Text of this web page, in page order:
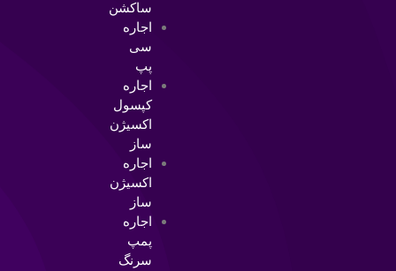
اجاره
سی
پپ
اجاره
کپسول
اکسیژن
ساز
اجاره
اکسیژن
ساز
اجاره
پمپ
سرنگ
اجاره